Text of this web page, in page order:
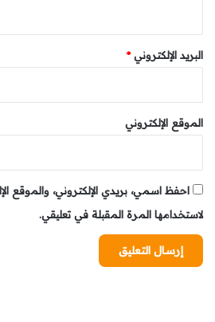
البريد الإلكتروني*
الموقع الإلكتروني
احفظ اسمي، بريدي الإلكتروني، والموقع
لاستخدامها المرة المقبلة في تعليقي.